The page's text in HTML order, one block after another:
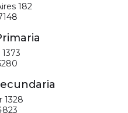
182
1328